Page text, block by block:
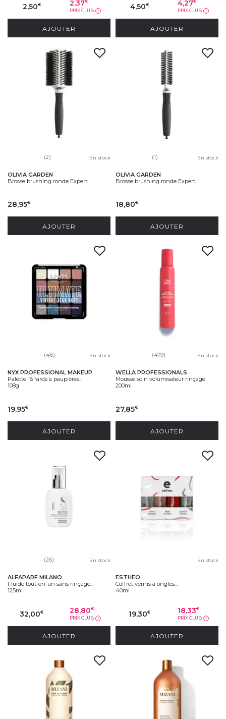
2,50€ 2,37€
PRIX CLUB ?
AJOUTER
4,50€ 4,27€
PRIX CLUB ?
AJOUTER
(2) En stock
OLIVIA GARDEN
Brosse brushing ronde Expert...
28,95€
AJOUTER
(1) En stock
OLIVIA GARDEN
Brosse brushing ronde Expert...
18,80€
AJOUTER
(46) En stock
NYX PROFESSIONAL MAKEUP
Palette 16 fards à paupières...
108g
19,95€
AJOUTER
(479) En stock
WELLA PROFESSIONALS
Mousse soin volumisateur rinçage
200ml
27,85€
AJOUTER
(26) En stock
ALFAPARF MILANO
Fluide tout-en-un sans rinçage...
125ml
32,00€ 28,80€
PRIX CLUB ?
AJOUTER
En stock
ESTHEO
Coffret vernis à ongles...
40ml
19,30€ 18,33€
PRIX CLUB ?
AJOUTER